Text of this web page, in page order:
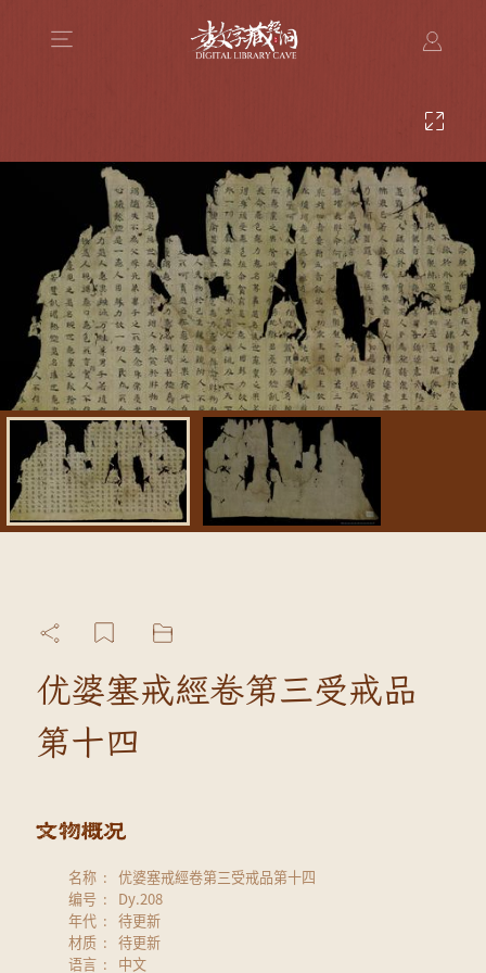
优婆塞戒經卷第三受戒品
第十四
名称
优婆塞戒經卷第三受戒品第十四
编号
Dy.208
年代
待更新
材质
待更新
语言
中文